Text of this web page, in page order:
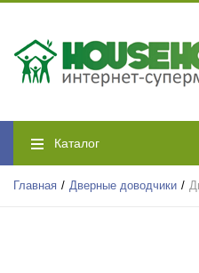
Каталог
Главная Дверные доводчики